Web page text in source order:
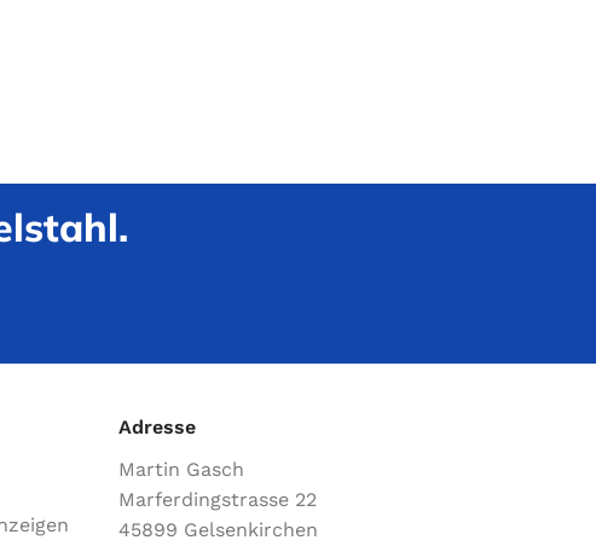
Adresse
Martin Gasch
Marferdingstrasse 22
45899 Gelsenkirchen